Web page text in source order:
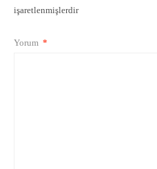
işaretlenmişlerdir
Yorum *